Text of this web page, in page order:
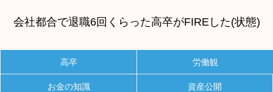
会社都合で退職6回くらった高卒がFIREした(状態)
高卒 労働観
お金の知識 資産公開